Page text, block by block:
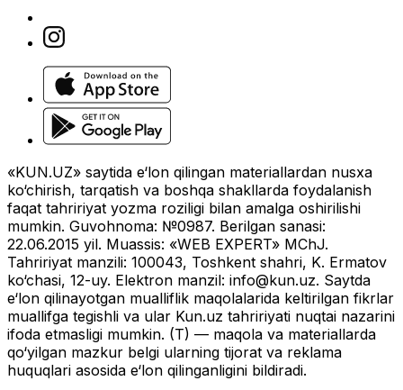
«KUN.UZ» saytida e‘lon qilingan materiallardan nusxa
ko‘chirish, tarqatish va boshqa shakllarda foydalanish
faqat tahririyat yozma roziligi bilan amalga oshirilishi
mumkin. Guvohnoma: №0987. Berilgan sanasi:
22.06.2015 yil. Muassis: «WEB EXPERT» MChJ.
Tahririyat manzili: 100043, Toshkent shahri, K. Ermatov
ko‘chasi, 12-uy. Elektron manzil: info@kun.uz. Saytda
e‘lon qilinayotgan mualliflik maqolalarida keltirilgan fikrlar
muallifga tegishli va ular Kun.uz tahririyati nuqtai nazarini
ifoda etmasligi mumkin. (T) — maqola va materiallarda
qo‘yilgan mazkur belgi ularning tijorat va reklama
huquqlari asosida e‘lon qilinganligini bildiradi.